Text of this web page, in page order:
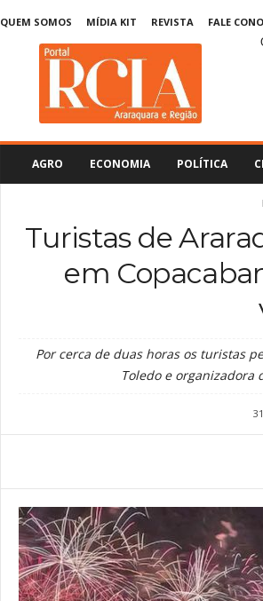
QUEM SOMOS MÍDIA KIT REVISTA
FALE
AGRO ECONOMIA POLÍTICA
Turistas de
em
Por cerca de duas horas os turistas
Toledo e organizadora